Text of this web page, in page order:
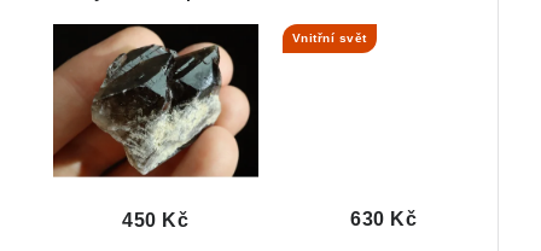
morionů
450 Kč
základnou
Vnitřní svět
630 Kč